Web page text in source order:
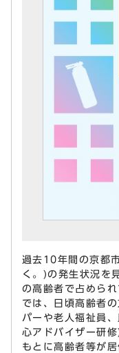
過去10年間の京都
く。)の発生状況を
の高齢者で占めら
では、日頃高齢者
パーや老人福祉員
心アドバイザー研
もとに高齢者等が